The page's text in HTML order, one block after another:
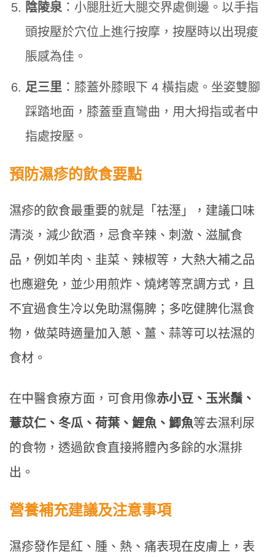
陰陵泉：小腿肚近大腿交界處側邊。以手指
頭按壓於穴位上進行按摩，按壓時以出現痠
脹感為佳。
足三里 ：膝蓋外膝眼下 4 橫指處。坐姿雙腳
踩踏地面，膝蓋垂直彎曲，用大拇指或者中
指處按壓。
預防濕疹的飲食要點
濕疹的飲食最重要的就是「祛溼」，建議口味
清淡，減少飲酒，忌食辛辣、刺激、滋膩食
品，例如羊肉、韭菜、辣椒等，大熱大補之品
也應避免，並少用煎炸、燒烤等烹調方式，且
不宜過食生冷以免助濕傷脾；多吃健脾化濕食
物，做菜時適量加入蔥、薑、蒜等可以祛濕的
食材。
在中醫食療方面，可食用像赤小豆、玉米鬚、
薏苡仁、冬瓜、荷葉、鯉魚、鯽魚等去濕利尿
的食物，透過飲食直接將體內多餘的水濕排
出。
營養補充建議及注意事項
濕疹發作是紅、腫、熱、痛表現在皮膚上，表